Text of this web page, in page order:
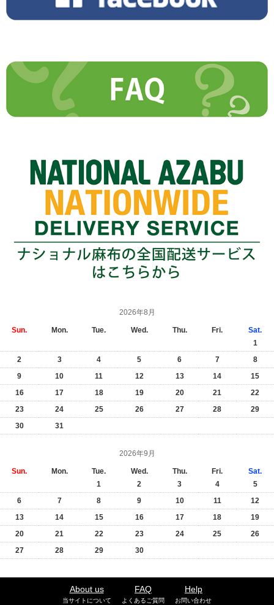
2026年8月
Sun. Mon. Tue. Wed. Thu. Fri.
Sat.
1
2
3 4 5 6 7
8
9
10 11 12 13 14
15
16
17 18 19 20 21
22
23
24 25 26 27 28
29
30
31
2026年9月
Sun. Mon. Tue. Wed. Thu. Fri.
Sat.
1
2 3 4
5
6
7 8 9 10 11
12
13
14 15 16 17 18
19
20
21 22 23 24 25
26
27
28 29 30
About us
当サイトについて
FAQ
よくあるご質問
Help
お問い合わせ